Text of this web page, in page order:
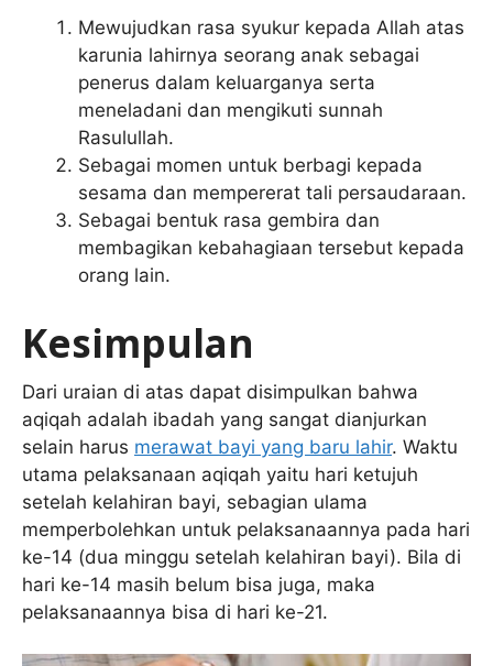
Mewujudkan rasa syukur kepada Allah atas
karunia lahirnya seorang anak sebagai
penerus dalam keluarganya serta
meneladani dan mengikuti sunnah
Rasulullah.
Sebagai momen untuk berbagi kepada
sesama dan mempererat tali persaudaraan.
Sebagai bentuk rasa gembira dan
membagikan kebahagiaan tersebut kepada
orang lain.
Kesimpulan
Dari uraian di atas dapat disimpulkan bahwa
aqiqah adalah ibadah yang sangat dianjurkan
selain harus merawat bayi yang baru lahir. Waktu
utama pelaksanaan aqiqah yaitu hari ketujuh
setelah kelahiran bayi, sebagian ulama
memperbolehkan untuk pelaksanaannya pada hari
ke-14 (dua minggu setelah kelahiran bayi). Bila di
hari ke-14 masih belum bisa juga, maka
pelaksanaannya bisa di hari ke-21.